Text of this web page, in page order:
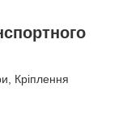
Кріплення